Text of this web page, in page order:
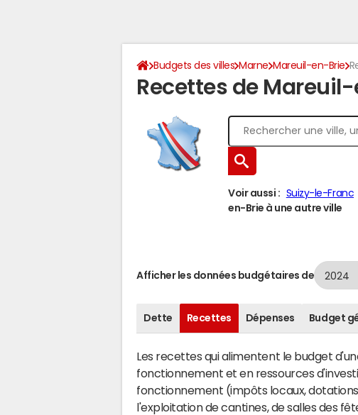
Budgets des villes Marne Mareuil-en-Brie
Recettes de
Voir aussi : Suizy-le-Franc
en-Brie à une autre ville
Afficher les données budgétaires de
Dette Recettes Dépenses Budget
Les recettes qui alimentent le budget
fonctionnement et en ressources
fonctionnement (impôts locaux,
l'exploitation de cantines, de salles des